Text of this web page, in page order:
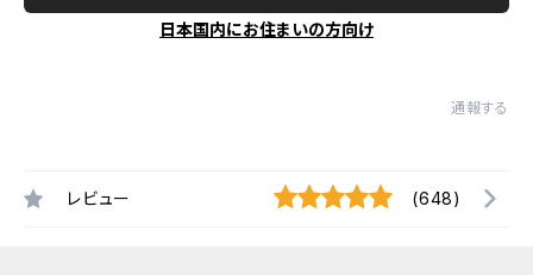
日本国内にお住まいの方向け
通報する
レビュー (648)